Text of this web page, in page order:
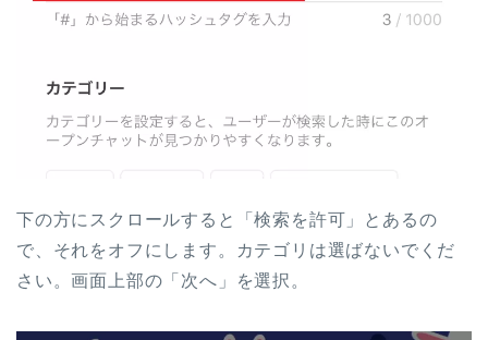
下の方にスクロールすると「検索を許可」とあるの
で、それをオフにします。カテゴリは選ばないでくだ
さい。画面上部の「次へ」を選択。